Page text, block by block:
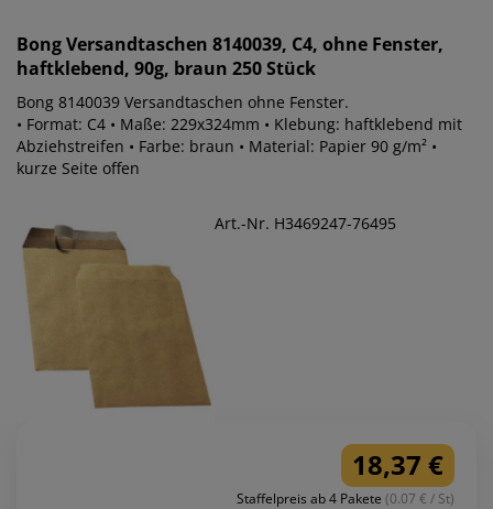
BongVersandtaschen 8140039, C4, ohne Fenster,
haftklebend, 90g, braun 250 Stück
Bong 8140039 Versandtaschen ohne Fenster.
• Format: C4 • Maße: 229x324mm • Klebung: haftklebend mit
Abziehstreifen • Farbe: braun • Material: Papier 90 g/m² •
kurze Seite offen
Art.-Nr. H3469247-76495
18,37 €
Staffelpreis ab 4 Pakete (0.07 € / St)